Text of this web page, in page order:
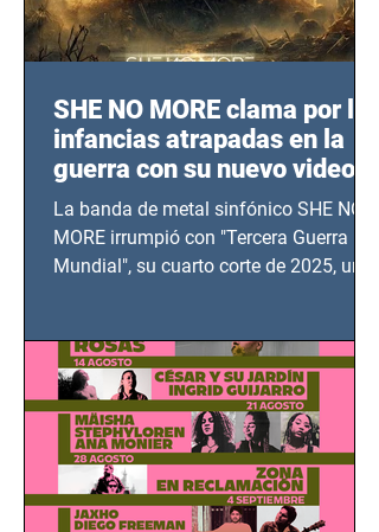
SHE NO MORE clama por las
infancias atrapadas en la
guerra con su nuevo video
TERCERA GUERRA
MUNDIAL
La banda de metal sinfónico SHE NO
MORE irrumpió con "Tercera Guerra
Mundial", su cuarto corte de 2025, un
bélicos.